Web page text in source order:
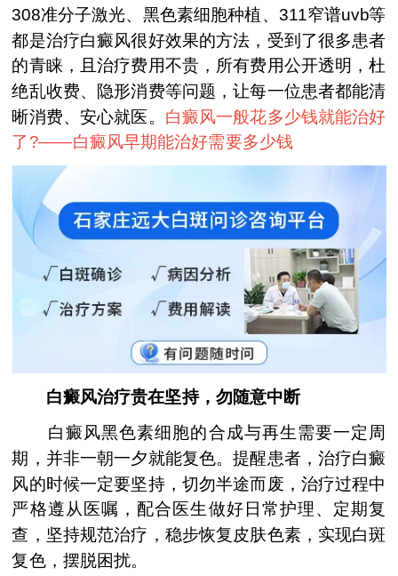
308准分子激光、黑色素细胞种植、311窄谱uvb等
都是治疗白癜风很好效果的方法，受到了很多患者
的青睐，且治疗费用不贵，所有费用公开透明，杜
绝乱收费、隐形消费等问题，让每一位患者都能清
晰消费、安心就医。 白癜风一般花多少钱就能治好
了?——白癜风早期能治好需要多少钱
白癜风治疗贵在坚持，勿随意中断
白癜风黑色素细胞的合成与再生需要一定周
期，并非一朝一夕就能复色。提醒患者，治疗白癜
风的时候一定要坚持，切勿半途而废，治疗过程中
严格遵从医嘱，配合医生做好日常护理、定期复
查，坚持规范治疗，稳步恢复皮肤色素，实现白斑
复色，摆脱困扰。